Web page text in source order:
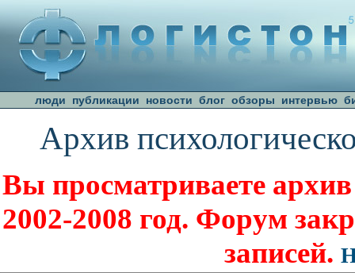
люди публикации новости блог обзоры интервью
Архив
Вы просматриваете
2002-2008 год. Форум
записей.